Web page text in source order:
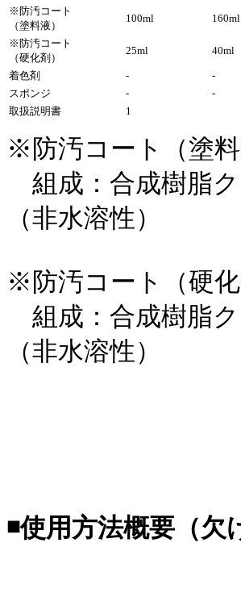
※防汚コート
（塗料液）
100ml 160ml
※防汚コート
（硬化剤）
25ml 40ml
着色剤 - -
スポンジ
- -
取扱説明書
1
※防汚コート（塗料
組成：合成樹脂
（非水溶性）
※防汚コート（硬化
組成：合成樹脂
（非水溶性）
◾️使用方法概要（